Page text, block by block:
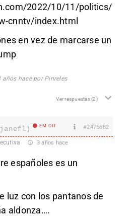
2022/10/11/politics/
cnntv/index.html
en vez de marcarse un
hace por Pinreles
Ver respuestas(2)
EM Off #2475682
3 años hace
españoles es un
luz con los pantanos de
aldonza….